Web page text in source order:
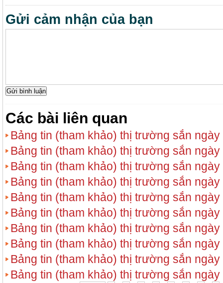
Gửi cảm nhận của bạn
Các bài liên quan
Bảng tin (tham khảo) thị trường sắn
Bảng tin (tham khảo) thị trường sắn
Bảng tin (tham khảo) thị trường sắn
Bảng tin (tham khảo) thị trường sắn
Bảng tin (tham khảo) thị trường sắn
Bảng tin (tham khảo) thị trường sắn
Bảng tin (tham khảo) thị trường sắn
Bảng tin (tham khảo) thị trường sắn
Bảng tin (tham khảo) thị trường sắn
Bảng tin (tham khảo) thị trường sắn